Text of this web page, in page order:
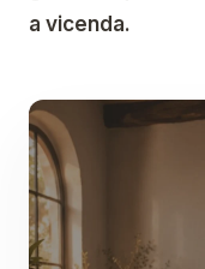
a vicenda.